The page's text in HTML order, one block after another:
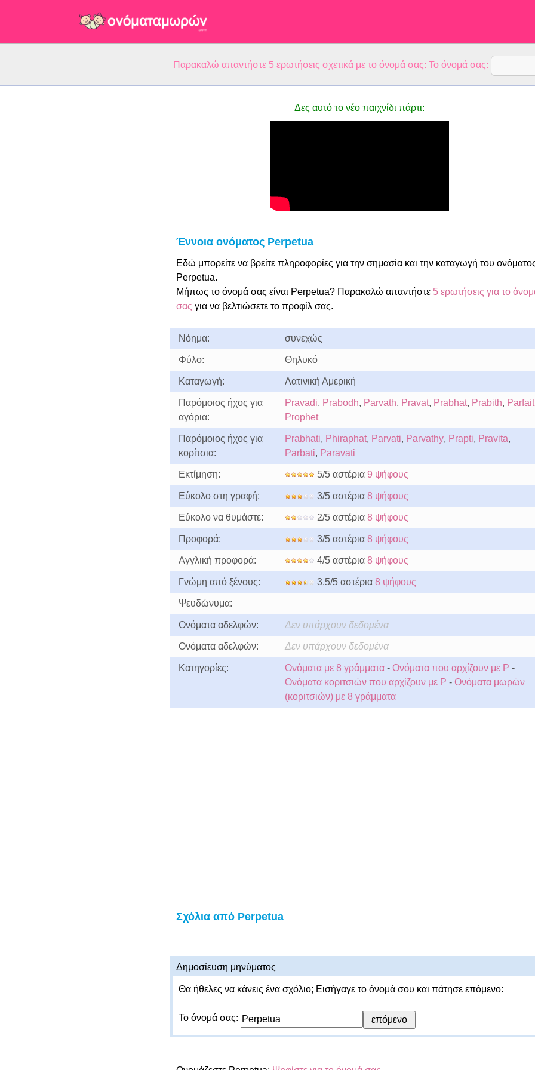
Παρακαλώ απαντήστε 5 ερωτήσεις σχετικά με το όνομά σας: Το όνομά σας:
Δες αυτό το νέο παιχνίδι πάρτι:
Έννοια ονόματος Perpetua
Εδώ μπορείτε να βρείτε πληροφορίες για την σημασία και την καταγωγή του
Perpetua.
Μήπως το όνομά σας είναι Perpetua? Παρακαλώ απαντήστε5 ερωτήσεις για το
σας για να βελτιώσετε το προφίλ σας.
Νόημα: συνεχώς
Φύλο: Θηλυκό
Καταγωγή: Λατινική Αμερική
Παρόμοιος ήχος για
αγόρια:
Pravadi, Prabodh, Parvath, Pravat, Prabhat, Prabith, Parfait
Prophet
Παρόμοιος ήχος για
κορίτσια:
Prabhati, Phiraphat, Parvati, Parvathy, Prapti, Pravita,
Parbati, Paravati
Εκτίμηση: 5/5 αστέρια 9 ψήφους
Εύκολο στη γραφή: 3/5 αστέρια 8 ψήφους
Εύκολο να θυμάστε: 2/5 αστέρια 8 ψήφους
Προφορά: 3/5 αστέρια 8 ψήφους
Αγγλική προφορά: 4/5 αστέρια 8 ψήφους
Γνώμη από ξένους: 3.5/5 αστέρια 8 ψήφους
Ψευδώνυμα:
Ονόματα αδελφών: Δεν υπάρχουν δεδομένα
Ονόματα αδελφών: Δεν υπάρχουν δεδομένα
Κατηγορίες: Ονόματα με 8 γράμματα- Ονόματα που αρχίζουν με P -
Ονόματα κοριτσιών που αρχίζουν με P - Ονόματα μωρών
(κοριτσιών) με 8 γράμματα
Σχόλια από Perpetua
Δημοσίευση μηνύματος
Θα ήθελες να κάνεις ένα σχόλιο; Εισήγαγε το όνομά σου και πάτησε επόμενο:
Το όνομά σας: